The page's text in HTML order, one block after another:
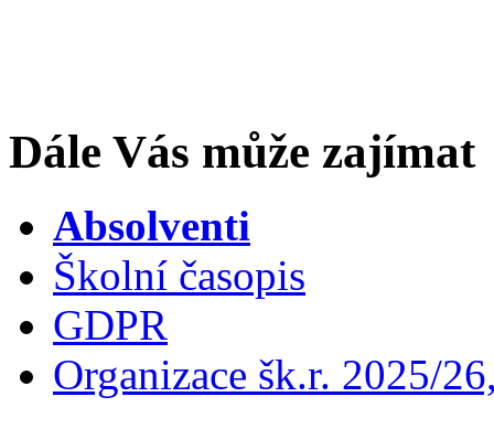
Dále Vás může zajímat
Absolventi
Školní časopis
GDPR
Organizace šk.r. 2025/